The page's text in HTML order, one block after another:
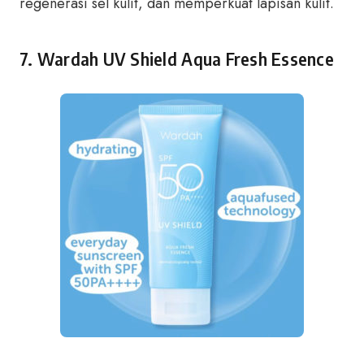
7. Wardah UV Shield Aqua Fresh Essence